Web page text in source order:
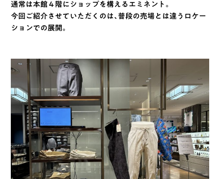
通常は本館４階にショップを構えるエミネント。
今回ご紹介させていただくのは、普段の売場とは違うロケー
ションでの展開。